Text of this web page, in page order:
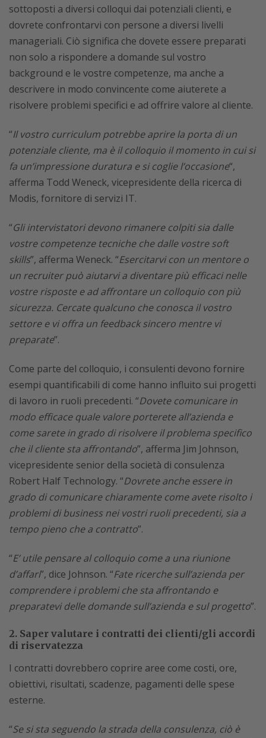
sottoposti a diversi colloqui dai potenziali clienti, e
dovrete confrontarvi con persone a diversi livelli
manageriali. Ciò significa che dovete essere preparati
non solo a rispondere a domande sul vostro
background e le vostre competenze, ma anche a
descrivere in modo convincente come aiuterete a
risolvere problemi specifici e ad offrire valore al cliente.
“Il vostro curriculum potrebbe aprire la porta di un
potenziale cliente, ma è il colloquio il momento in cui si
fa un’impressione duratura e si coglie l’occasione“,
afferma Todd Weneck, vicepresidente della ricerca di
Modis, fornitore di servizi IT.
“Gli intervistatori devono rimanere colpiti sia dalle
vostre competenze tecniche che dalle vostre soft
skills”, afferma Weneck. “Esercitarvi con un mentore o
un recruiter può aiutarvi a diventare più efficaci nelle
vostre risposte e ad affrontare un colloquio con più
sicurezza. Cercate qualcuno che conosca il vostro
settore e vi offra un feedback sincero mentre vi
preparate”.
Come parte del colloquio, i consulenti devono fornire
esempi quantificabili di come hanno influito sui progetti
di lavoro in ruoli precedenti. “Dovete comunicare in
modo efficace quale valore porterete all’azienda e
come sarete in grado di risolvere il problema specifico
che il cliente sta affrontando”, afferma Jim Johnson,
vicepresidente senior della società di consulenza
Robert Half Technology. “Dovrete anche essere in
grado di comunicare chiaramente come avete risolto i
problemi di business nei vostri ruoli precedenti, sia a
tempo pieno che a contratto”.
“E’ utile pensare al colloquio come a una riunione
d’affari”, dice Johnson. “Fate ricerche sull’azienda per
comprendere i problemi che sta affrontando e
preparatevi delle domande sull’azienda e sul progetto”.
2. Saper valutare i contratti dei clienti/gli accordi
di riservatezza
I contratti dovrebbero coprire aree come costi, ore,
obiettivi, risultati, scadenze, pagamenti delle spese
esterne.
“Se si sta seguendo la strada della consulenza, ciò è